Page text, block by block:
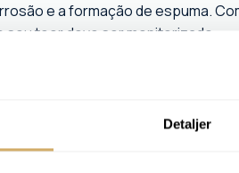
Detaljer
e a formação de espuma.
teor deve ser monitorizado
nos fluidos à base de água.
de reação química ou
ou se o pacote inibidor se